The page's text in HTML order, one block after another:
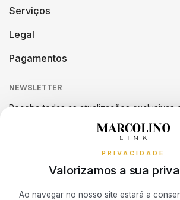
TW STEEL
UNIKE
Solução Crédito
Contrastaria
Watch Care
Guia de Tamanho de Anéis
Guia de Tamanho de Anéis PANDORA
Serviços
Assistência Técnica
Seguro de Roubo e Danos
Verificação Autenticidade Relógio
Legal
Política de Devoluções
Termos e Condições
Política de Privacidade
Resolução de Litígios de Consumo
Pagamentos
Sequra
NEWSLETTER
Receba todas as atualizações exclusivas
Subscrever
PRIVACIDADE
Valorizamos a sua
Ao navegar no nosso site estará a